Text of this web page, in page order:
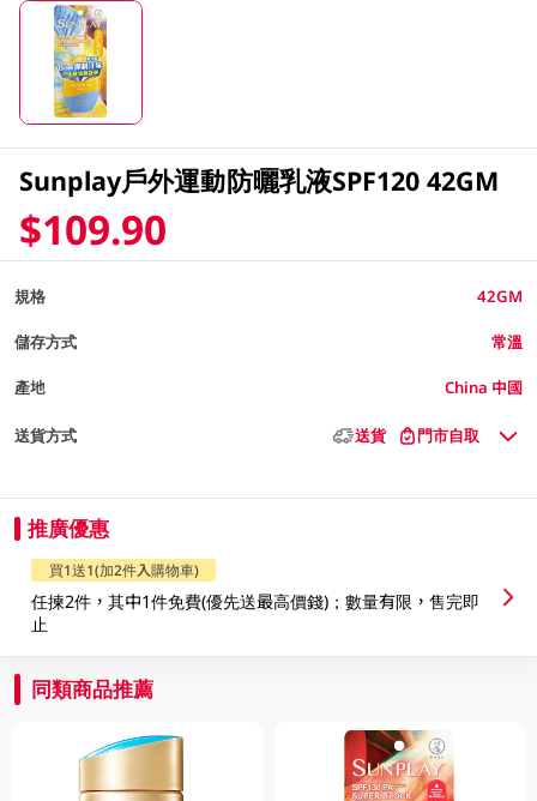
Sunplay戶外運動防曬乳液SPF120 42GM
$109.90
規格 42GM
儲存方式 常溫
產地 China 中國
送貨方式 送貨 門市自取
推廣優惠
買1送1(加2件入購物車)
任揀2件，其中1件免費(優先送最高價錢)；數量有限，售完即
止
同類商品推薦